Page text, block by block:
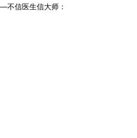
不信医生信大师：